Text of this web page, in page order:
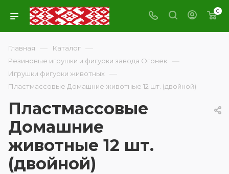
0
Главная — Каталог —
Резиновые игрушки и фигурки завода Огонек —
Игрушки фигурки животных —
Пластмассовые Домашние животные 12 шт. (двойной)
Пластмассовые
Домашние
животные 12 шт.
(двойной)